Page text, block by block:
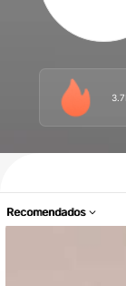
Recomendados